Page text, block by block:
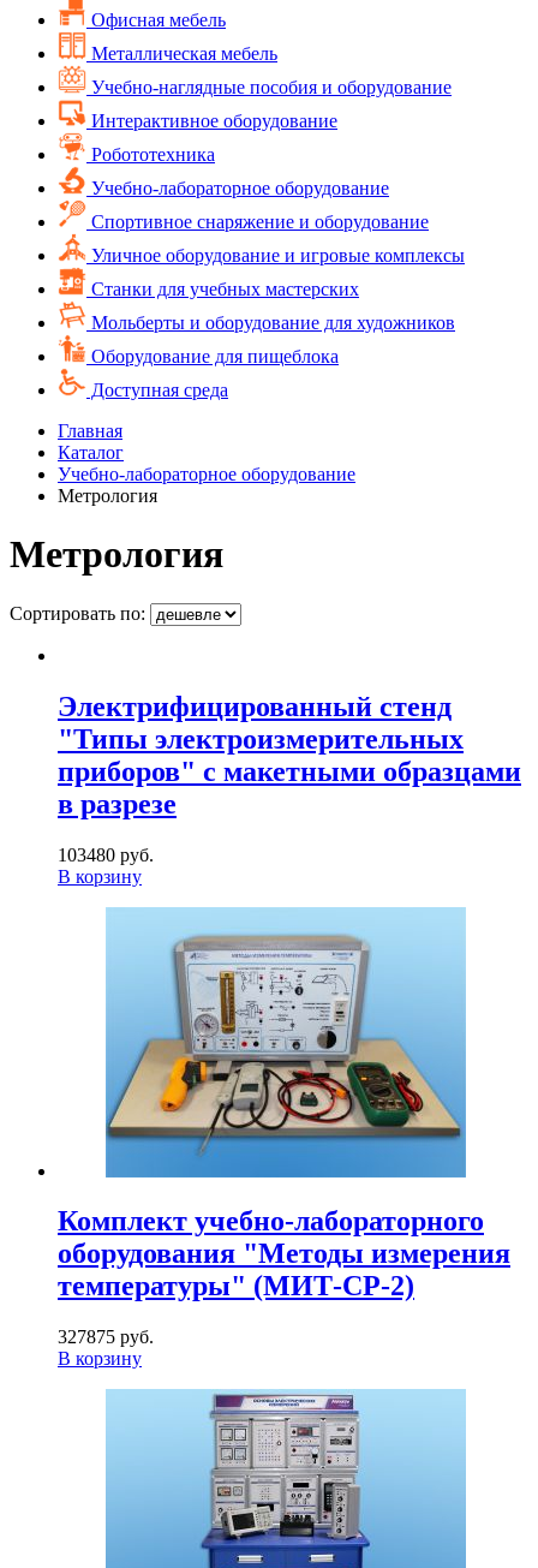
Офисная мебель
Металлическая мебель
Учебно-наглядные пособия и оборудование
Интерактивное оборудование
Робототехника
Учебно-лабораторное оборудование
Спортивное снаряжение и оборудование
Уличное оборудование и игровые комплексы
Cтанки для учебных мастерских
Мольберты и оборудование для художников
Оборудование для пищеблока
Доступная среда
Главная
Каталог
Учебно-лабораторное оборудование
Метрология
Метрология
Сортировать по:
Электрифицированный стенд
"Типы электроизмерительных
приборов" с макетными образцами
в разрезе
103480 руб.
В корзину
Комплект учебно-лабораторного
оборудования "Методы измерения
температуры" (МИТ-СР-2)
327875 руб.
В корзину